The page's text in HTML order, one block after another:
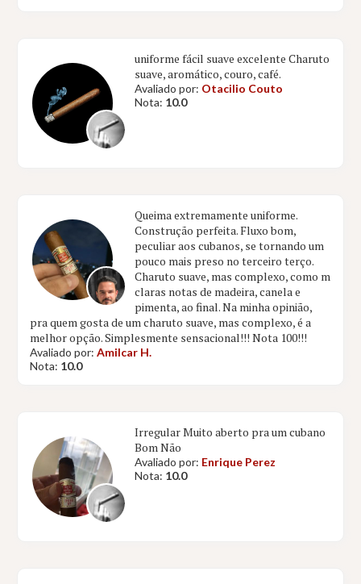
uniforme fácil suave excelente Charuto
suave, aromático, couro, café.
Avaliado por: Otacilio Couto
Nota: 10.0
Queima extremamente uniforme.
Construção perfeita. Fluxo bom,
peculiar aos cubanos, se tornando um
pouco mais preso no terceiro terço.
Charuto suave, mas complexo, como m
claras notas de madeira, canela e
pimenta, ao final. Na minha opinião,
pra quem gosta de um charuto suave, mas complexo, é a
melhor opção. Simplesmente sensacional!!! Nota 100!!!
Avaliado por:Amilcar H.
Nota: 10.0
Irregular Muito aberto pra um cubano
Bom Não
Avaliado por: Enrique Perez
Nota: 10.0